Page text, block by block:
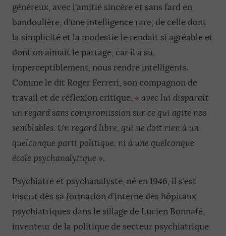
généreux, avec l’amitié sincère et sans fard en
bandoulière, d’une intelligence rare, de celle dont
la simplicité et la modestie le rendait si agréable et
dont on aimait le partage, car il a su,
imperceptiblement, nous rendre intelligents.
Comme le dit Roger Ferreri, son compagnon de
travail et de réflexion critique, « avec lui disparaît
un regard sans compromission sur ce qui agite nos
semblables. Un regard libre, qui ne doit rien à un
quelconque parti politique, ni à une quelconque
école psychanalytique ».
Psychiatre et psychanalyste, né en 1946, il s’est
inscrit dès sa formation d’interne des hôpitaux
psychiatriques dans le sillage de Lucien Bonnafé,
inventeur de la politique de secteur psychiatrique